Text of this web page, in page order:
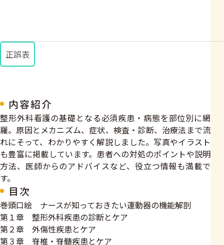
正誤表
内容紹介
整形外科看護の基礎となる必須疾患・病態を部位別に網
羅。原因とメカニズム、症状、検査・診断、治療法まで流
れにそって、わかりやすく解説しました。写真やイラスト
も豊富に掲載しています。患者への対処のポイントや説明
方法、医師からのアドバイスなど、役立つ情報も満載で
す。
目次
巻頭口絵 ナースが知っておきたい運動器の機能解剖
第１章 整形外科疾患の診断とケア
第２章 外傷性疾患とケア
第３章 脊椎・脊髄疾患とケア